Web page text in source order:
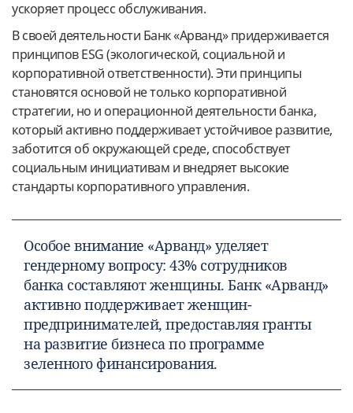
ускоряет процесс обслуживания.
В своей деятельности Банк «Арванд» придерживается
принципов ESG (экологической, социальной и
корпоративной ответственности). Эти принципы
становятся основой не только корпоративной
стратегии, но и операционной деятельности банка,
который активно поддерживает устойчивое развитие,
заботится об окружающей среде, способствует
социальным инициативам и внедряет высокие
стандарты корпоративного управления.
Особое внимание «Арванд» уделяет
гендерному вопросу: 43% сотрудников
банка составляют женщины. Банк «Арванд»
активно поддерживает женщин-
предпринимателей, предоставляя гранты
на развитие бизнеса по программе
зеленного финансирования.